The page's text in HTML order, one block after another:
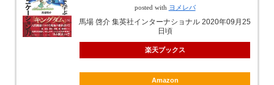
posted with ヨメレバ
馬場 啓介 集英社インターナショナル 2020年09月25
日頃
楽天ブックス
Amazon